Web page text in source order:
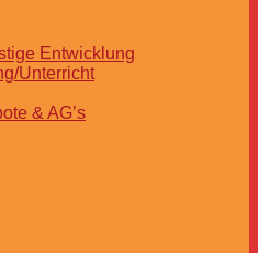
Entwicklung
Unterricht
& AG’s